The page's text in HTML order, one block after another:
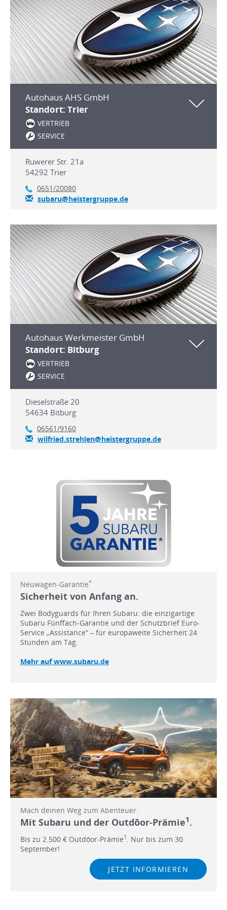
Autohaus AHS GmbH
Standort: Trier
VERTRIEB
SERVICE
Ruwerer Str. 21a
54292 Trier
0651/20080
subaru@heistergruppe.de
Autohaus Werkmeister GmbH
Standort: Bitburg
VERTRIEB
SERVICE
Dieselstraße 20
54634 Bitburg
06561/9160
wilfried.strehlen@heistergruppe.de
Neuwagen-Garantie*
Sicherheit von Anfang an.
Zwei Bodyguards für Ihren Subaru: die einzigartige
Subaru Fünffach-Garantie und der Schutzbrief Euro-
Service „Assistance“ – für europaweite Sicherheit 24
Stunden am Tag.
Mehr auf www.subaru.de
Mach deinen Weg zum Abenteuer.
Mit Subaru und der Outdōor-Prämie1.
Bis zu 2.500 € Outdōor-Prämie1
. Nur bis zum 30.
September!
JETZT INFORMIEREN